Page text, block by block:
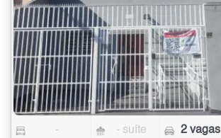
- - suíte 2 vagas